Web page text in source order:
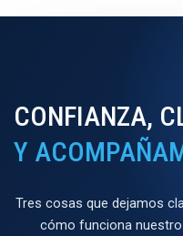
CONFIANZA,
Y
Tres cosas que dejamos
cómo funciona